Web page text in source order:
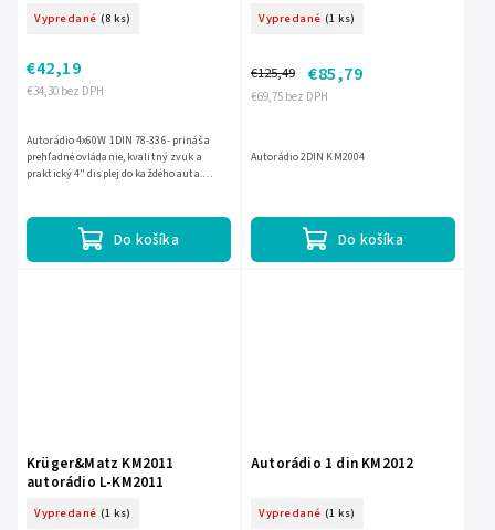
Vypredané (8 ks)
€34,30 bez DPH
€42,19
Do košíka
Autorádio 4x60W 1DIN 78-336- prináša
prehľadné ovládanie, kvalitný zvuk a
praktický 4" displej do každého auta.
Vypredané (1 ks)
€69,75 bez DPH
€125,49 €85,79
Do košíka
Autorádio 2DIN KM2004
Krüger&Matz KM2011
autorádio L-KM2011
Vypredané (1 ks)
Autorádio 1 din KM2012
Vypredané (1 ks)